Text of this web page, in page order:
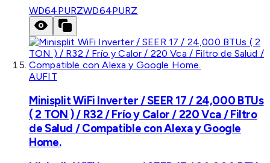
WD64PURZWD64PURZ
AUFIT
Minisplit WiFi Inverter / SEER 17 / 24,000 BTUs
( 2 TON ) / R32 / Frío y Calor / 220 Vca / Filtro
de Salud / Compatible con Alexa y Google
Home.